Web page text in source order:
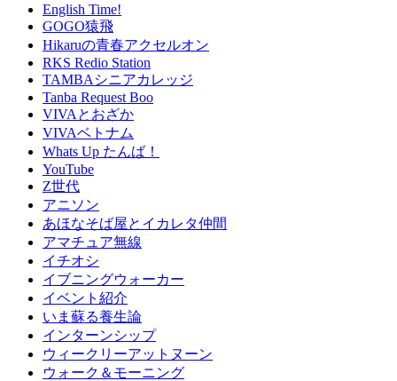
English Time!
GOGO猿飛
Hikaruの青春アクセルオン
RKS Redio Station
TAMBAシニアカレッジ
Tanba Request Boo
VIVAとおざか
VIVAベトナム
Whats Up たんば！
YouTube
Z世代
アニソン
あほなそば屋とイカレタ仲間
アマチュア無線
イチオシ
イブニングウォーカー
イベント紹介
いま蘇る養生論
インターンシップ
ウィークリーアットヌーン
ウォーク＆モーニング